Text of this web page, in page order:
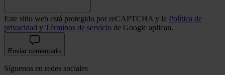
Este sitio web está protegido por reCAPTCHA y la Política de
privacidad y Términos de servicio de Google aplican.
Enviar comentario
Síguenos en redes sociales